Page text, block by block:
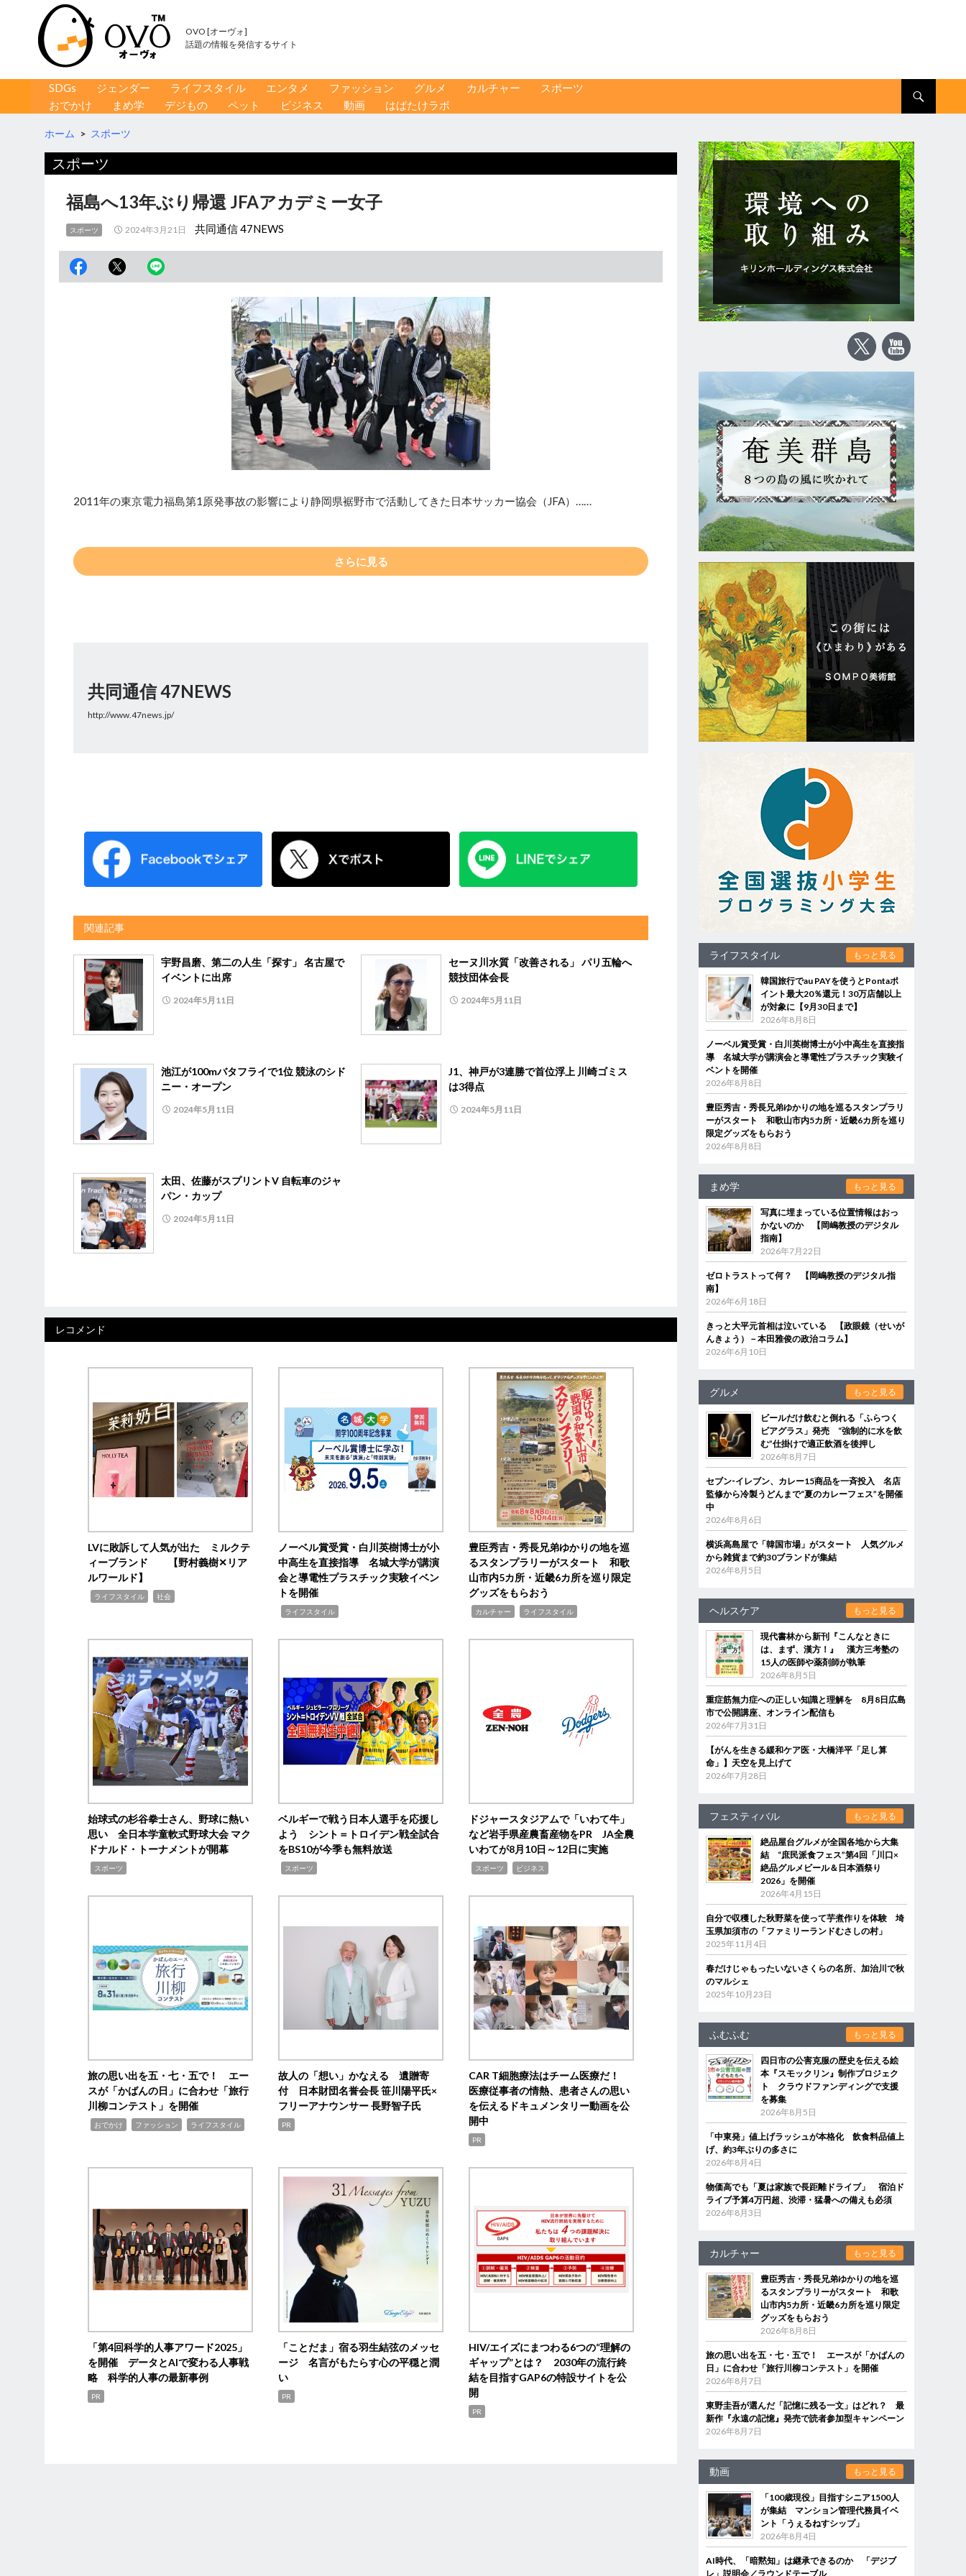
OVO [オーヴォ]
話題の情報を発信するサイト
コンテンツへ移動
SDGs ジェンダー ライフスタイル エンタメ ファッション グルメ カルチャー
スポーツ
おでかけ
まめ学 デジもの ペット ビジネス 動画 はばたけラボ
ホーム > スポーツ
スポーツ
福島へ13年ぶり帰還 JFAアカデミー女子
スポーツ 2024年3月21日 共同通信 47NEWS
2011年の東京電力福島第1原発事故の影響により静岡県裾野市で活動してきた日本サッカー協会（JFA）……
さらに見る
共同通信 47NEWS
http://www.47news.jp/
関連記事
宇野昌磨、第二の人生「探す」 名古屋で
イベントに出席
2024年5月11日
セーヌ川水質「改善される」 パリ五輪へ
競技団体会長
2024年5月11日
池江が100mバタフライで1位 競泳のシド
ニー・オープン
2024年5月11日
J1、神戸が3連勝で首位浮上 川崎ゴミス
は3得点
2024年5月11日
太田、佐藤がスプリントV 自転車のジャ
パン・カップ
2024年5月11日
レコメンド
LVに敗訴して人気が出た ミルクテ
ィーブランド 【野村義樹✕リア
ルワールド】
ライフスタイル 社会
ノーベル賞受賞・白川英樹博士が小
中高生を直接指導 名城大学が講演
会と導電性プラスチック実験イベン
トを開催
ライフスタイル
豊臣秀吉・秀長兄弟ゆかりの地を巡
るスタンプラリーがスタート 和歌
山市内5カ所・近畿6カ所を巡り限定
グッズをもらおう
カルチャー ライフスタイル
始球式の杉谷拳士さん、野球に熱い
思い 全日本学童軟式野球大会 マク
ドナルド・トーナメントが開幕
スポーツ
ベルギーで戦う日本人選手を応援し
よう シント＝トロイデン戦全試合
をBS10が今季も無料放送
スポーツ
ドジャースタジアムで「いわて牛」
など岩手県産農畜産物をPR JA全農
いわてが8月10日～12日に実施
スポーツ ビジネス
旅の思い出を五・七・五で！ エー
スが「かばんの日」に合わせ「旅行
川柳コンテスト」を開催
おでかけ ファッション ライフスタイル
故人の「想い」かなえる 遺贈寄
付 日本財団名誉会長 笹川陽平氏×
フリーアナウンサー 長野智子氏
PR
CAR T細胞療法はチーム医療だ！
医療従事者の情熱、患者さんの思い
を伝えるドキュメンタリー動画を公
開中
PR
「第4回科学的人事アワード2025」
を開催 データとAIで変わる人事戦
略 科学的人事の最新事例
PR
「ことだま」宿る羽生結弦のメッセ
ージ 名言がもたらす心の平穏と潤
い
PR
HIV/エイズにまつわる6つの“理解の
ギャップ”とは？ 2030年の流行終
結を目指すGAP6の特設サイトを公
開
PR
ライフスタイル もっと見る
韓国旅行でau PAYを使うとPontaポ
イント最大20％還元！30万店舗以上
が対象に【9月30日まで】
2026年8月8日
ノーベル賞受賞・白川英樹博士が小中高生を直接指
導 名城大学が講演会と導電性プラスチック実験イ
ベントを開催
2026年8月8日
豊臣秀吉・秀長兄弟ゆかりの地を巡るスタンプラリ
ーがスタート 和歌山市内5カ所・近畿6カ所を巡り
限定グッズをもらおう
2026年8月8日
まめ学 もっと見る
写真に埋まっている位置情報はおっ
かないのか 【岡嶋教授のデジタル
指南】
2026年7月22日
ゼロトラストって何？ 【岡嶋教授のデジタル指
南】
2026年6月18日
きっと大平元首相は泣いている 【政眼鏡（せいが
んきょう）－本田雅俊の政治コラム】
2026年6月10日
グルメ もっと見る
ビールだけ飲むと倒れる「ふらつく
ビアグラス」発売 “強制的に水を飲
む”仕掛けで適正飲酒を後押し
2026年8月7日
セブン‐イレブン、カレー15商品を一斉投入 名店
監修から冷製うどんまで“夏のカレーフェス”を開催
中
2026年8月6日
横浜高島屋で「韓国市場」がスタート 人気グルメ
から雑貨まで約30ブランドが集結
2026年8月5日
ヘルスケア もっと見る
現代書林から新刊『こんなときに
は、まず、漢方！』 漢方三考塾の
15人の医師や薬剤師が執筆
2026年8月5日
重症筋無力症への正しい知識と理解を 8月8日広島
市で公開講座、オンライン配信も
2026年7月31日
【がんを生きる緩和ケア医・大橋洋平「足し算
命」】天空を見上げて
2026年7月28日
フェスティバル もっと見る
絶品屋台グルメが全国各地から大集
結 “庶民派食フェス”第4回「川口×
絶品グルメビール＆日本酒祭り
2026」を開催
2026年4月15日
自分で収穫した秋野菜を使って芋煮作りを体験 埼
玉県加須市の「ファミリーランドむさしの村」
2025年11月4日
春だけじゃもったいないさくらの名所、加治川で秋
のマルシェ
2025年10月23日
ふむふむ もっと見る
四日市の公害克服の歴史を伝える絵
本『スモックリン』制作プロジェク
ト クラウドファンディングで支援
を募集
2026年8月5日
「中東発」値上げラッシュが本格化 飲食料品値上
げ、約3年ぶりの多さに
2026年8月4日
物価高でも「夏は家族で長距離ドライブ」 宿泊ド
ライブ予算4万円超、渋滞・猛暑への備えも必須
2026年8月3日
カルチャー もっと見る
豊臣秀吉・秀長兄弟ゆかりの地を巡
るスタンプラリーがスタート 和歌
山市内5カ所・近畿6カ所を巡り限定
グッズをもらおう
2026年8月8日
旅の思い出を五・七・五で！ エースが「かばんの
日」に合わせ「旅行川柳コンテスト」を開催
2026年8月7日
東野圭吾が選んだ「記憶に残る一文」はどれ？ 最
新作『永遠の記憶』発売で読者参加型キャンペーン
2026年8月7日
動画 もっと見る
「100歳現役」目指すシニア1500人
が集結 マンション管理代務員イベ
ント「うぇるねすシップ」
2026年8月4日
AI時代、「暗黙知」は継承できるのか 「デジブ
レ」説明会／ラウンドテーブル